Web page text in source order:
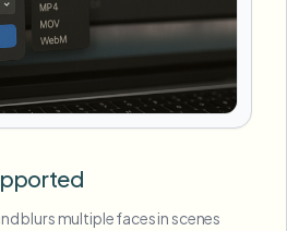
blurs multiple faces in scenes